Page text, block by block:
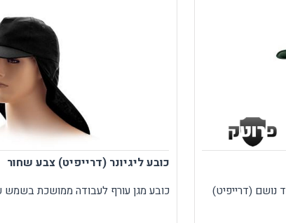
נושם (דרייפיט)
כובע ליגיונר (דרייפיט) צבע שחור
כובע מגן עורף לעבודה ממושכת בשמש